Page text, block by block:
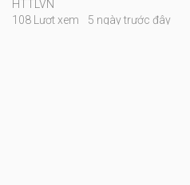
HTTLVN
108 Lượt xem
5 ngày trước đây